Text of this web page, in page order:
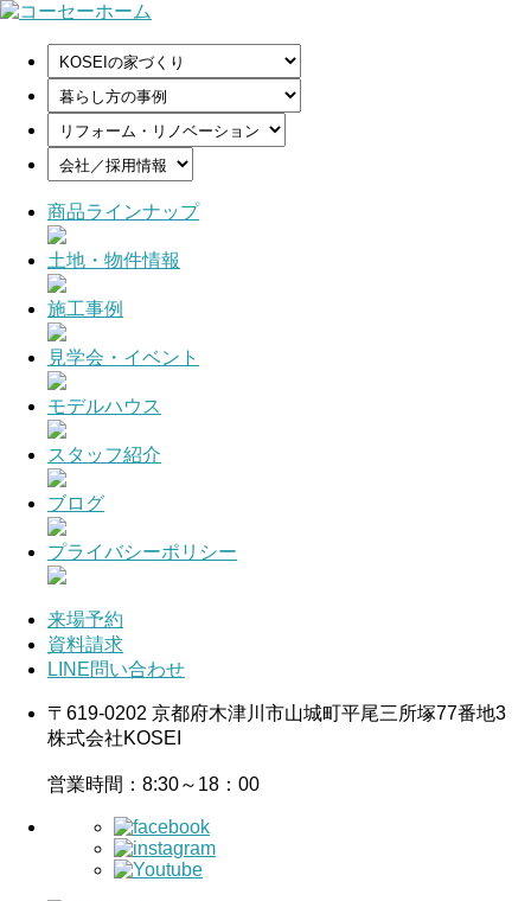
商品ラインナップ
土地・物件情報
施工事例
見学会・イベント
モデルハウス
スタッフ紹介
ブログ
プライバシーポリシー
来場予約
資料請求
LINE問い合わせ
〒619-0202 京都府木津川市山城町平尾三所塚77番地3
株式会社KOSEI
営業時間：8:30～18：00